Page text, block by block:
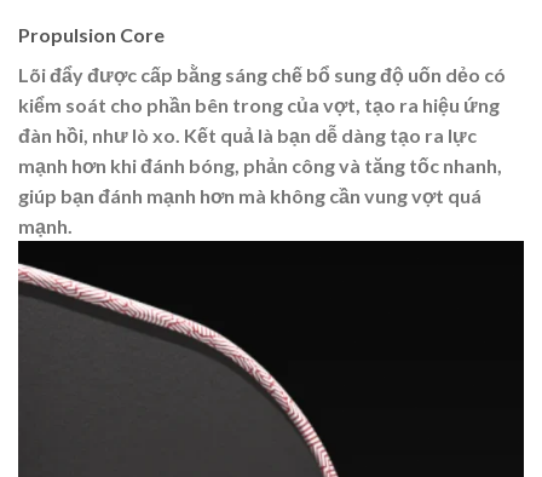
Propulsion Core
Lõi đẩy được cấp bằng sáng chế bổ sung độ uốn dẻo có
kiểm soát cho phần bên trong của vợt, tạo ra hiệu ứng
đàn hồi, như lò xo. Kết quả là bạn dễ dàng tạo ra lực
mạnh hơn khi đánh bóng, phản công và tăng tốc nhanh,
giúp bạn đánh mạnh hơn mà không cần vung vợt quá
mạnh.